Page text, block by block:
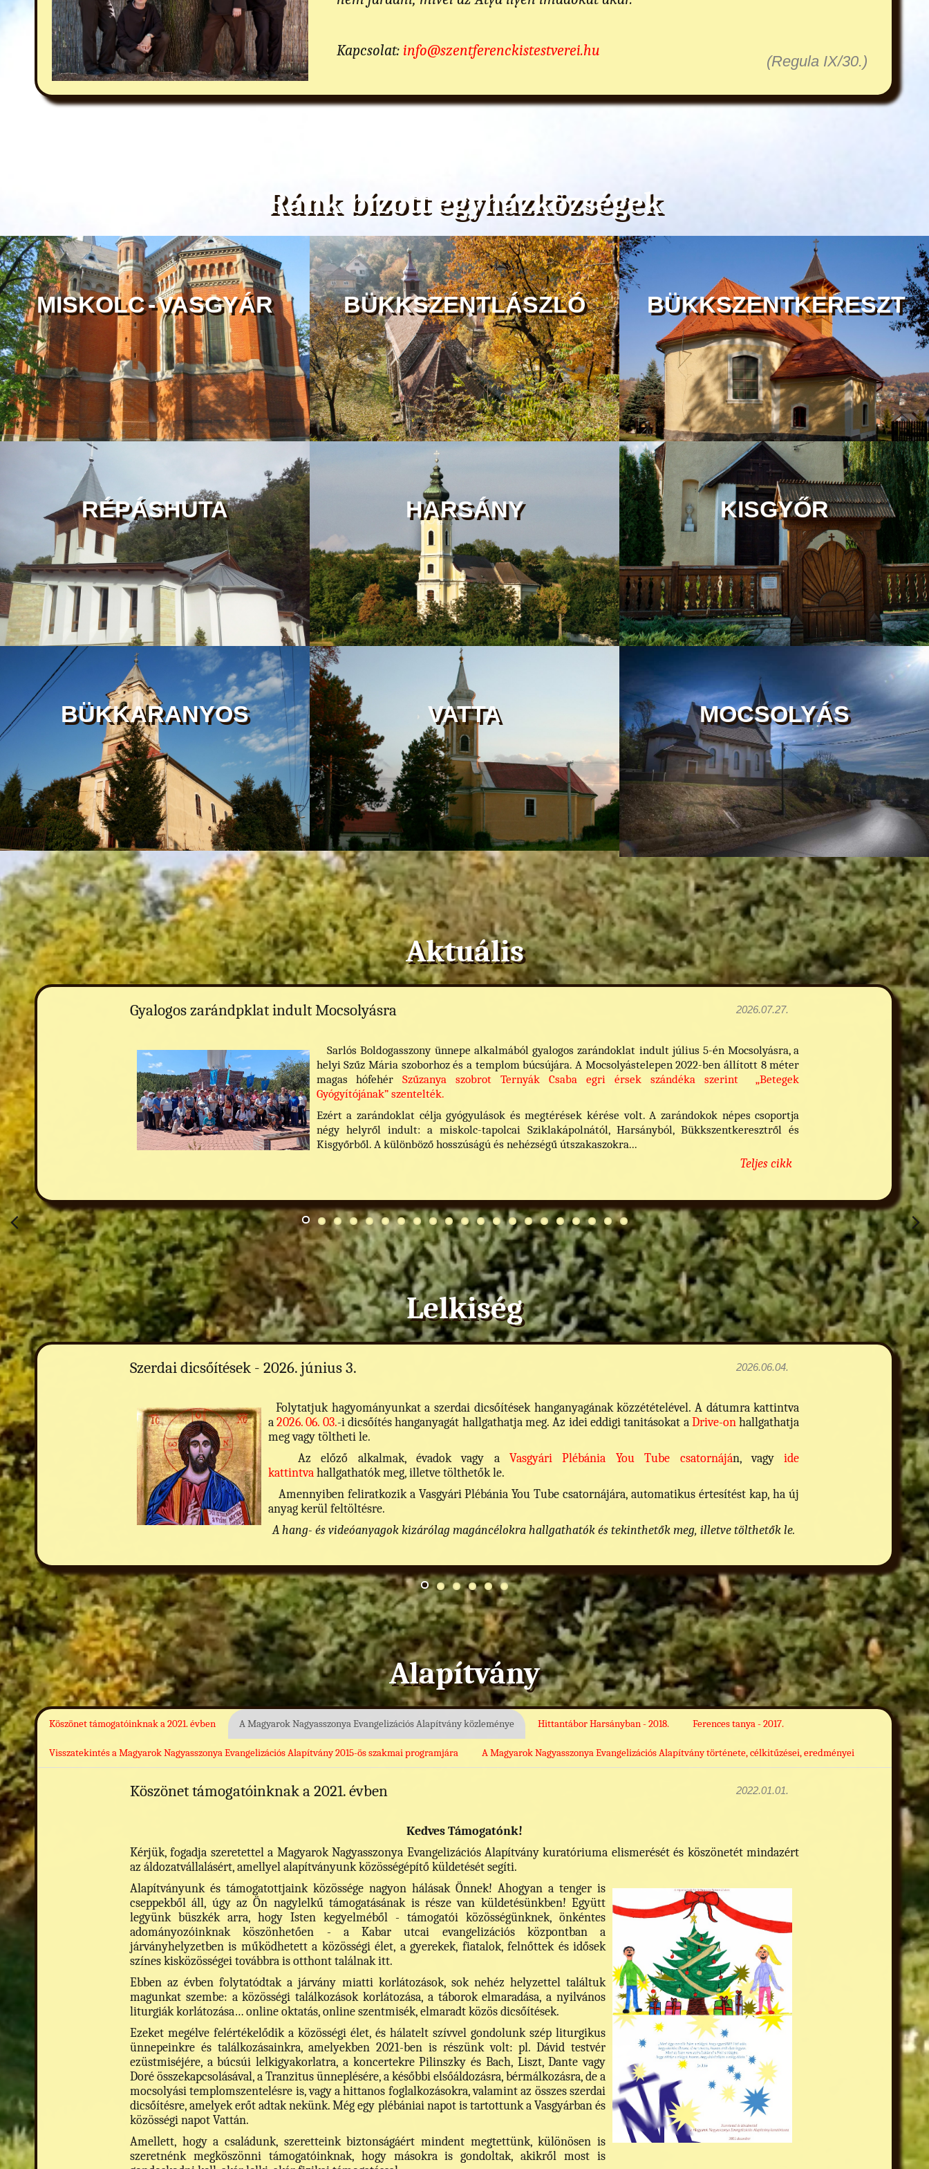
(Regula IX/30.)
Kapcsolat: info@szentferenckistestverei.hu
Ránk bízott egyházközségek
MISKOLC - VASGYÁR BÜKKSZENTLÁSZLÓ BÜKKSZENTKERESZT
RÉPÁSHUTA HARSÁNY KISGYŐR
BÜKKARANYOS VATTA MOCSOLYÁS
Aktuális
2026.07.27.
Gyalogos zarándpklat indult Mocsolyásra
Sarlós Boldogasszony ünnepe alkalmából gyalogos zarándoklat indult július 5-én Mocsolyásra, a
helyi Szűz Mária szoborhoz és a templom búcsújára. A Mocsolyástelepen 2022-ben állított 8 méter
magas hófehérSzűzanya szobrot Ternyák Csaba egri érsek szándéka szerint „Betegek
Gyógyítójának” szentelték.
Ezért a zarándoklat célja gyógyulások és megtérések kérése volt. A zarándokok népes csoportja
négy helyről indult: a miskolc-tapolcai Sziklakápolnától, Harsányból, Bükkszentkeresztről és
Kisgyőrből. A különböző hosszúságú és nehézségű útszakaszokra...
Teljes cikk
Lelkiség
2026.06.04.
Szerdai dicsőítések - 2026. június 3.
Folytatjuk hagyományunkat a szerdai dicsőítések hanganyagának közzétételével. A dátumra kattintva
a2026. 06. 03.-i dicsőítés hanganyagát hallgathatja meg. Az idei eddigi tanitásokat aDrive-onhallgathatja
meg vagy töltheti le.
Az előző alkalmak, évadok vagy aVasgyári Plébánia You Tube csatornáján, vagyide
kattintvahallgathatók meg, illetve tölthetők le.
Amennyiben feliratkozik a Vasgyári Plébánia You Tube csatornájára, automatikus értesítést kap, ha új
anyag kerül feltöltésre.
A hang- és videóanyagok kizárólag magáncélokra hallgathatók és tekinthetők meg, illetve tölthetők le.
Alapítvány
Köszönet támogatóinknak a 2021. évben A Magyarok Nagyasszonya Evangelizációs Alapítvány közleménye Hittantábor Harsányban - 2018. Ferences tanya - 2017.
Visszatekintés a Magyarok Nagyasszonya Evangelizációs Alapítvány 2015-ös szakmai programjára A Magyarok Nagyasszonya Evangelizációs Alapítvány története, célkitűzései, eredményei
2022.01.01.
Köszönet támogatóinknak a 2021. évben
Kedves Támogatónk!
Kérjük, fogadja szeretettel a Magyarok Nagyasszonya Evangelizációs Alapítvány kuratóriuma elismerését és köszönetét mindazért
az áldozatvállalásért, amellyel alapítványunk közösségépítő küldetését segíti.
Alapítványunk és támogatottjaink közössége nagyon hálásak Önnek! Ahogyan a tenger is
cseppekből áll, úgy az Ön nagylelkű támogatásának is része van küldetésünkben! Együtt
legyünk büszkék arra, hogy Isten kegyelméből - támogatói közösségünknek, önkéntes
adományozóinknak köszönhetően - a Kabar utcai evangelizációs központban a
járványhelyzetben is működhetett a közösségi élet, a gyerekek, fiatalok, felnőttek és idősek
színes kisközösségei továbbra is otthont találnak itt.
Ebben az évben folytatódtak a járvány miatti korlátozások, sok nehéz helyzettel találtuk
magunkat szembe: a közösségi találkozások korlátozása, a táborok elmaradása, a nyilvános
liturgiák korlátozása… online oktatás, online szentmisék, elmaradt közös dicsőítések.
Ezeket megélve felértékelődik a közösségi élet, és hálatelt szívvel gondolunk szép liturgikus
ünnepeinkre és találkozásainkra, amelyekben 2021-ben is részünk volt: pl. Dávid testvér
ezüstmiséjére, a búcsúi lelkigyakorlatra, a koncertekre Pilinszky és Bach, Liszt, Dante vagy
Doré összekapcsolásával, a Tranzitus ünneplésére, a későbbi elsőáldozásra, bérmálkozásra, de a
mocsolyási templomszentelésre is, vagy a hittanos foglalkozásokra, valamint az összes szerdai
dicsőítésre, amelyek erőt adtak nekünk. Még egy plébániai napot is tartottunk a Vasgyárban és
közösségi napot Vattán.
Amellett, hogy a családunk, szeretteink biztonságáért mindent megtettünk, különösen is
szeretnénk megköszönni támogatóinknak, hogy másokra is gondoltak, akikről most is